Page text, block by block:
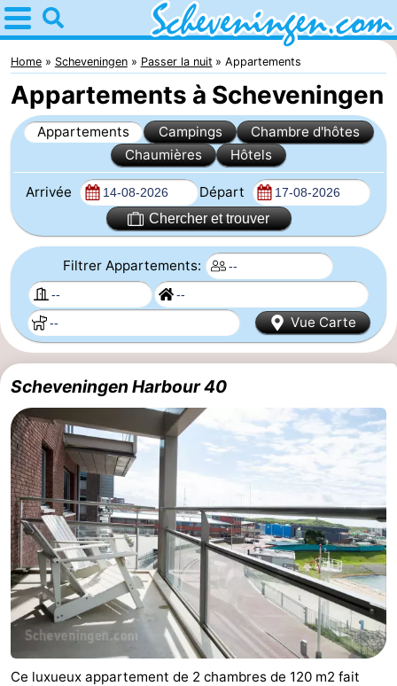
Home
Scheveningen
Astuces
Avec
enfants
la
nuit
Appartements
-
Nautisch
Centrum
Scheveningen
Campings
Chambre
d'hôtes
Chaumières
-
Duinrell
-
Kijkduin
Hôtels
Last
minutes
Plages
Voir
et
Lieux
Home Scheveningen Passer la nuit Appartements
Appartements à Scheveningen
Appartements Campings
Chambre d'hôtes
Chaumières
Hôtels
Arrivée Départ
Chercher et trouver
Filtrer Appartements:
Vue Carte
Scheveningen Harbour 40
Ce luxueux appartement de 2 chambres de 120 m2 fait